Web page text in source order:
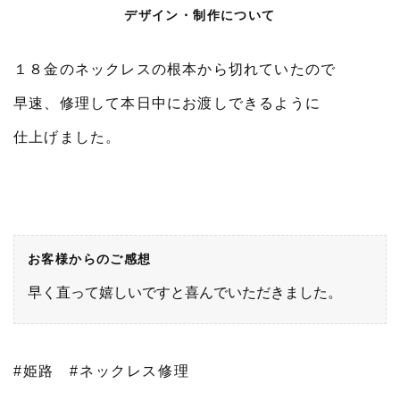
デザイン・制作について
１８金のネックレスの根本から切れていたので
早速、修理して本日中にお渡しできるように
仕上げました。
お客様からのご感想
早く直って嬉しいですと喜んでいただきました。
#姫路 #ネックレス修理